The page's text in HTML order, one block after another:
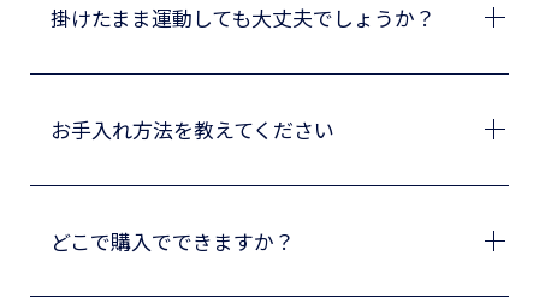
掛けたまま運動しても大丈夫でしょうか？
お手入れ方法を教えてください
どこで購入でできますか？